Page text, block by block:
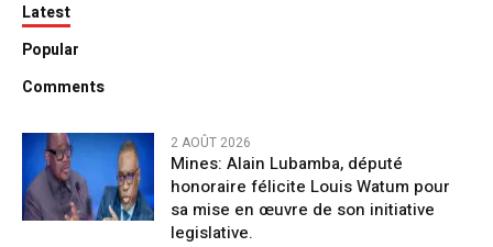
Latest
Popular
Comments
2 AOÛT 2026
Mines: Alain Lubamba, député
honoraire félicite Louis Watum pour
sa mise en œuvre de son initiative
legislative.